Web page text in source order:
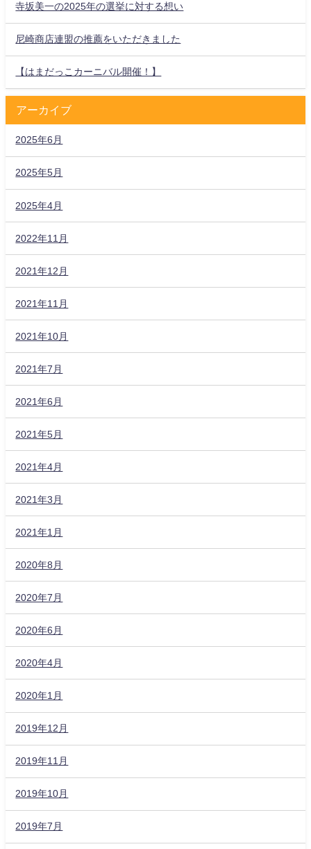
寺坂美一の2025年の選挙に対する想い
尼崎商店連盟の推薦をいただきました
【はまだっこカーニバル開催！】
アーカイブ
2025年6月
2025年5月
2025年4月
2022年11月
2021年12月
2021年11月
2021年10月
2021年7月
2021年6月
2021年5月
2021年4月
2021年3月
2021年1月
2020年8月
2020年7月
2020年6月
2020年4月
2020年1月
2019年12月
2019年11月
2019年10月
2019年7月